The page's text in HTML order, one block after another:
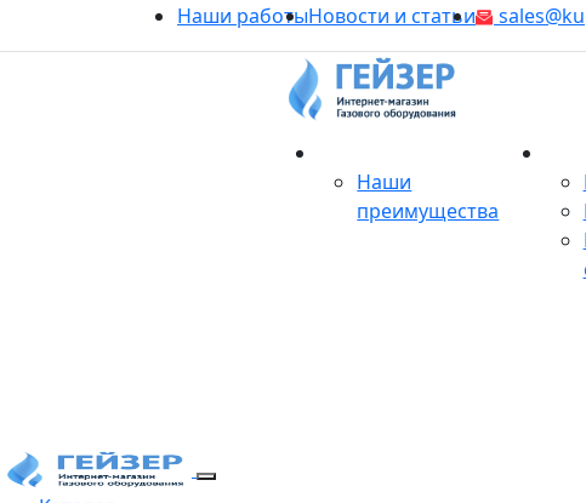
Наши работыНовости и статьи
Наши
преимущества